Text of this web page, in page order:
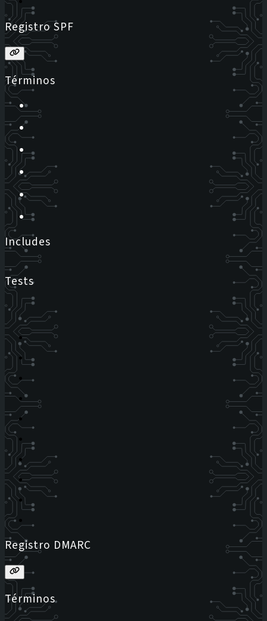
Registro SPF
Términos
Includes
Tests
Registro DMARC
Términos